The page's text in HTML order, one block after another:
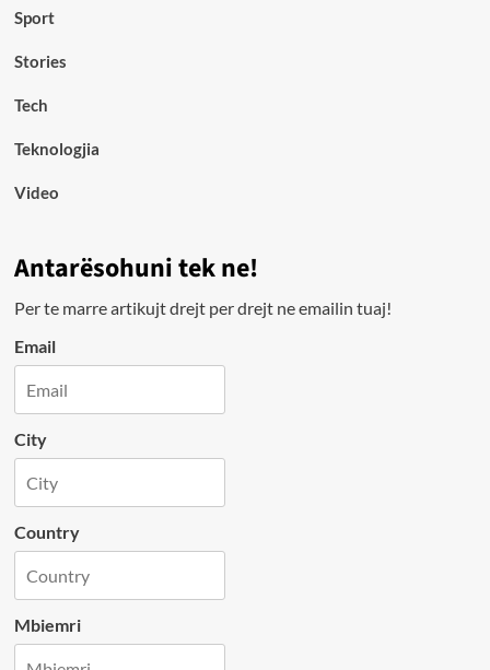
Sport
Stories
Tech
Teknologjia
Video
Antarësohuni tek ne!
Per te marre artikujt drejt per drejt ne emailin tuaj!
Email
City
Country
Mbiemri